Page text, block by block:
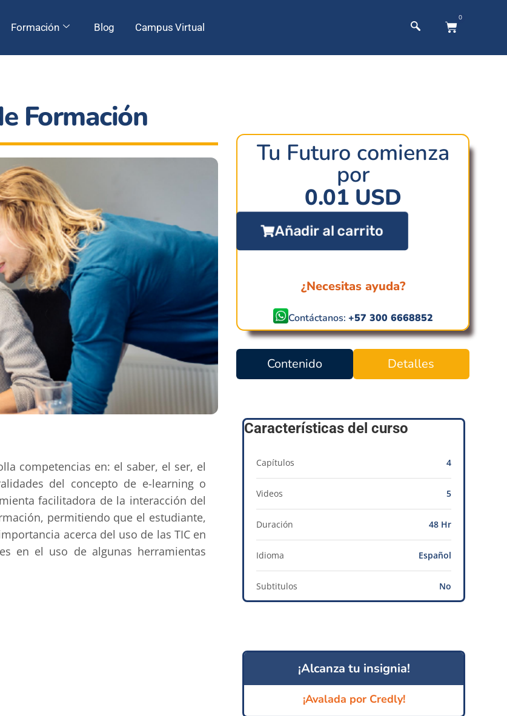
Formación Blog Campus Virtual
0
Formación
competencias en: el saber, el ser, el
del concepto de e-learning o
facilitadora de la interacción del
permitiendo que el estudiante,
acerca del uso de las TIC en
en el uso de algunas herramientas
Tu Futuro comienza
por
0.01 USD
Añadir al carrito
¿Necesitas ayuda?
Contáctanos: +57 300 6668852
Contenido Detalles
Características del curso
Capítulos 4
Videos 5
Duración 48 Hr
Idioma Español
Subtitulos No
¡Alcanza tu insignia!
¡Avalada por Credly!